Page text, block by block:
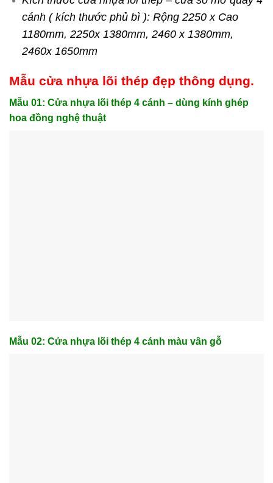
cánh ( kích thước phủ bì ): Rộng 2250 x Cao
1180mm, 2250x 1380mm, 2460 x 1380mm,
2460x 1650mm
Mẫu cửa nhựa lõi thép đẹp thông dụng.
Mẫu 01: Cửa nhựa lõi thép 4 cánh – dùng kính ghép
hoa đồng nghệ thuật
Mẫu 02: Cửa nhựa lõi thép 4 cánh màu vân gỗ